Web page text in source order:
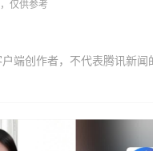
仅供参考
端创作者，不代表腾讯新闻